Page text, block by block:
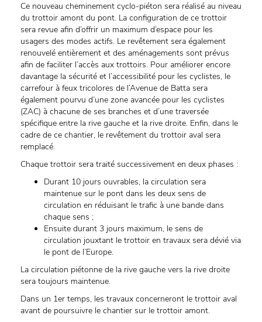
Ce nouveau cheminement cyclo-piéton sera réalisé au niveau
du trottoir amont du pont. La configuration de ce trottoir
sera revue afin d’offrir un maximum d’espace pour les
usagers des modes actifs. Le revêtement sera également
renouvelé entièrement et des aménagements sont prévus
afin de faciliter l’accès aux trottoirs. Pour améliorer encore
davantage la sécurité et l’accessibilité pour les cyclistes, le
carrefour à feux tricolores de l’Avenue de Batta sera
également pourvu d’une zone avancée pour les cyclistes
(ZAC) à chacune de ses branches et d’une traversée
spécifique entre la rive gauche et la rive droite. Enfin, dans le
cadre de ce chantier, le revêtement du trottoir aval sera
remplacé.
Chaque trottoir sera traité successivement en deux phases :
Durant 10 jours ouvrables, la circulation sera
maintenue sur le pont dans les deux sens de
circulation en réduisant le trafic à une bande dans
chaque sens ;
Ensuite durant 3 jours maximum, le sens de
circulation jouxtant le trottoir en travaux sera dévié via
le pont de l’Europe.
La circulation piétonne de la rive gauche vers la rive droite
sera toujours maintenue.
Dans un 1er temps, les travaux concerneront le trottoir aval
avant de poursuivre le chantier sur le trottoir amont.